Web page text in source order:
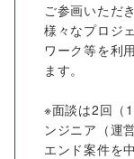
ご参画いただ
様々なプロジ
ワーク等を利
ます。
※面談は2回（
ンジニア（運
エンド案件を